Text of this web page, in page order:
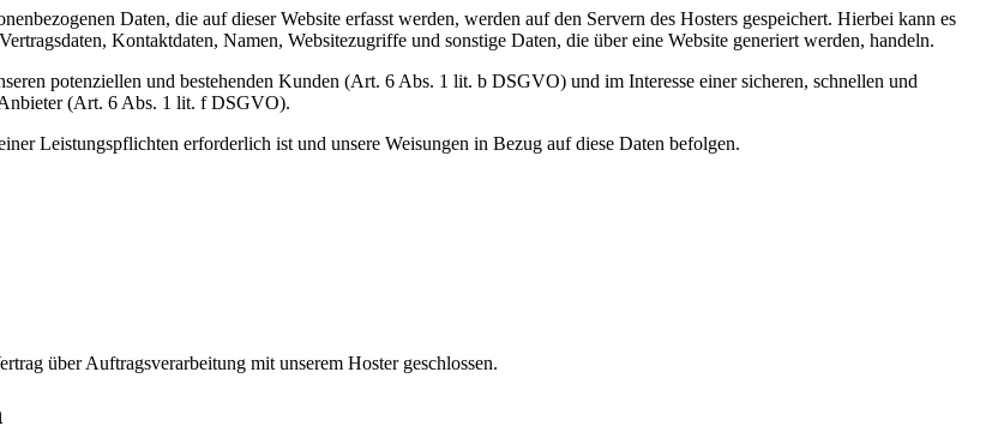
Daten, die auf dieser Website erfasst werden, werden auf den Servern des Hosters gespeichert. Hierbei kann es
Kontaktdaten, Namen, Websitezugriffe und sonstige Daten, die über eine Website generiert werden, handeln.
potenziellen und bestehenden Kunden (Art. 6 Abs. 1 lit. b DSGVO) und im Interesse einer sicheren, schnellen und
(Art. 6 Abs. 1 lit. f DSGVO).
Leistungspflichten erforderlich ist und unsere Weisungen in Bezug auf diese Daten befolgen.
über Auftragsverarbeitung mit unserem Hoster geschlossen.